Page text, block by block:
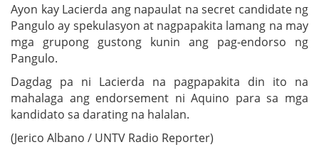
Ayon kay Lacierda ang napaulat na secret candidate ng
Pangulo ay spekulasyon at nagpapakita lamang na may
mga grupong gustong kunin ang pag-endorso ng
Pangulo.
Dagdag pa ni Lacierda na pagpapakita din ito na
mahalaga ang endorsement ni Aquino para sa mga
kandidato sa darating na halalan.
(Jerico Albano / UNTV Radio Reporter)